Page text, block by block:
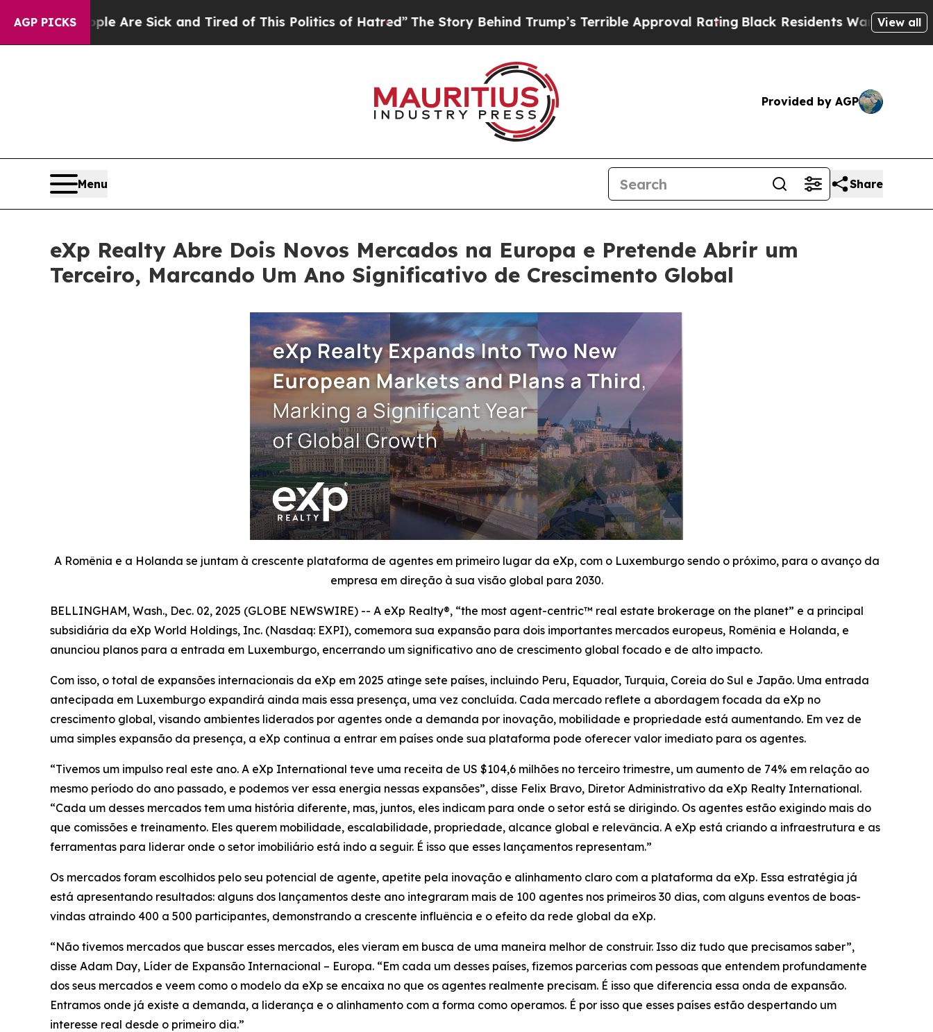
AGP PICKSAre Sick and Tired of This Politics of Hatred” The Story Behind Trump’s Terrible Approval RatingBlack Residents Warned of AbusiveView all
Provided by AGP
Menu Share
eXp Realty Abre Dois Novos Mercados na Europa e Pretende Abrir um
Terceiro, Marcando Um Ano Significativo de Crescimento Global
A Romênia e a Holanda se juntam à crescente plataforma de agentes em primeiro lugar da eXp, com o Luxemburgo sendo o próximo, para o avanço da
empresa em direção à sua visão global para 2030.
BELLINGHAM, Wash., Dec. 02, 2025 (GLOBE NEWSWIRE) -- A eXp Realty®, “the most agent-centric™ real estate brokerage on the planet” e a principal
subsidiária da eXp World Holdings, Inc. (Nasdaq: EXPI), comemora sua expansão para dois importantes mercados europeus, Romênia e Holanda, e
anunciou planos para a entrada em Luxemburgo, encerrando um significativo ano de crescimento global focado e de alto impacto.
Com isso, o total de expansões internacionais da eXp em 2025 atinge sete países, incluindo Peru, Equador, Turquia, Coreia do Sul e Japão. Uma entrada
antecipada em Luxemburgo expandirá ainda mais essa presença, uma vez concluída. Cada mercado reflete a abordagem focada da eXp no
crescimento global, visando ambientes liderados por agentes onde a demanda por inovação, mobilidade e propriedade está aumentando. Em vez de
uma simples expansão da presença, a eXp continua a entrar em países onde sua plataforma pode oferecer valor imediato para os agentes.
“Tivemos um impulso real este ano. A eXp International teve uma receita de US $104,6 milhões no terceiro trimestre, um aumento de 74% em relação ao
mesmo período do ano passado, e podemos ver essa energia nessas expansões”, disse Felix Bravo, Diretor Administrativo da eXp Realty International.
“Cada um desses mercados tem uma história diferente, mas, juntos, eles indicam para onde o setor está se dirigindo. Os agentes estão exigindo mais do
que comissões e treinamento. Eles querem mobilidade, escalabilidade, propriedade, alcance global e relevância. A eXp está criando a infraestrutura e as
ferramentas para liderar onde o setor imobiliário está indo a seguir. É isso que esses lançamentos representam.”
Os mercados foram escolhidos pelo seu potencial de agente, apetite pela inovação e alinhamento claro com a plataforma da eXp. Essa estratégia já
está apresentando resultados: alguns dos lançamentos deste ano integraram mais de 100 agentes nos primeiros 30 dias, com alguns eventos de boas-
vindas atraindo 400 a 500 participantes, demonstrando a crescente influência e o efeito da rede global da eXp.
“Não tivemos mercados que buscar esses mercados, eles vieram em busca de uma maneira melhor de construir. Isso diz tudo que precisamos saber”,
disse Adam Day, Líder de Expansão Internacional – Europa. “Em cada um desses países, fizemos parcerias com pessoas que entendem profundamente
dos seus mercados e veem como o modelo da eXp se encaixa no que os agentes realmente precisam. É isso que diferencia essa onda de expansão.
Entramos onde já existe a demanda, a liderança e o alinhamento com a forma como operamos. É por isso que esses países estão despertando um
interesse real desde o primeiro dia.”